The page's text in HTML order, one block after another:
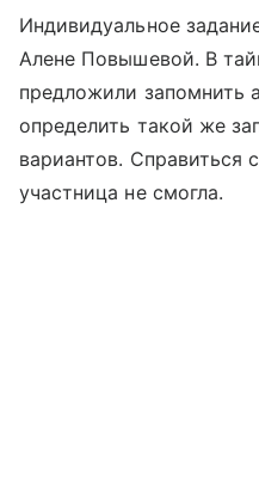
Индивидуальное
Алене Повышевой. В
предложили запомнить
определить такой же
вариантов. Справиться
участница не смогла.